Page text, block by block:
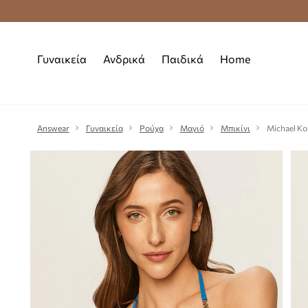
Δωρεάν
Γυναικεία Ανδρικά Παιδικά Home
Answear Γυναικεία Ρούχα Μαγιό Μπικίνι Michael